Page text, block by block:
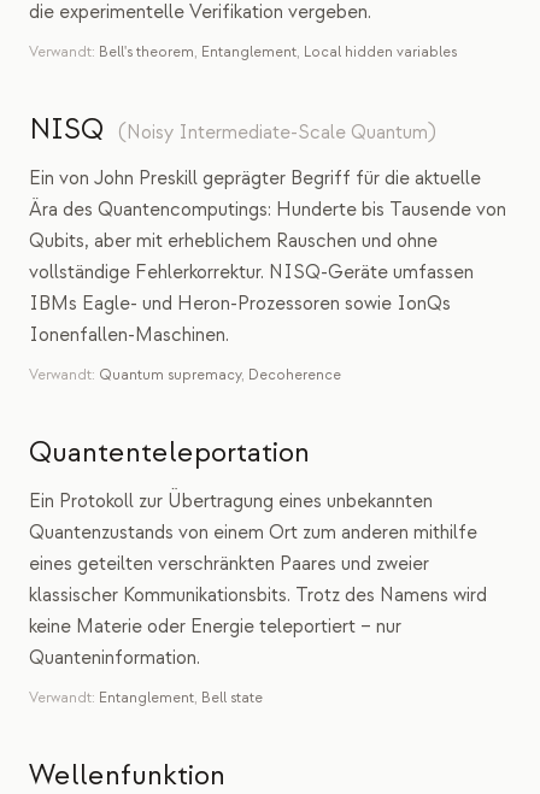
die experimentelle Verifikation vergeben.
Verwandt: Bell's theorem, Entanglement, Local hidden variables
NISQ ( Noisy Intermediate-Scale Quantum)
Ein von John Preskill geprägter Begriff für die aktuelle
Ära des Quantencomputings: Hunderte bis Tausende von
Qubits, aber mit erheblichem Rauschen und ohne
vollständige Fehlerkorrektur. NISQ-Geräte umfassen
IBMs Eagle- und Heron-Prozessoren sowie IonQs
Ionenfallen-Maschinen.
Verwandt: Quantum supremacy, Decoherence
Quantenteleportation
Ein Protokoll zur Übertragung eines unbekannten
Quantenzustands von einem Ort zum anderen mithilfe
eines geteilten verschränkten Paares und zweier
klassischer Kommunikationsbits. Trotz des Namens wird
keine Materie oder Energie teleportiert – nur
Quanteninformation.
Verwandt: Entanglement, Bell state
Wellenfunktion